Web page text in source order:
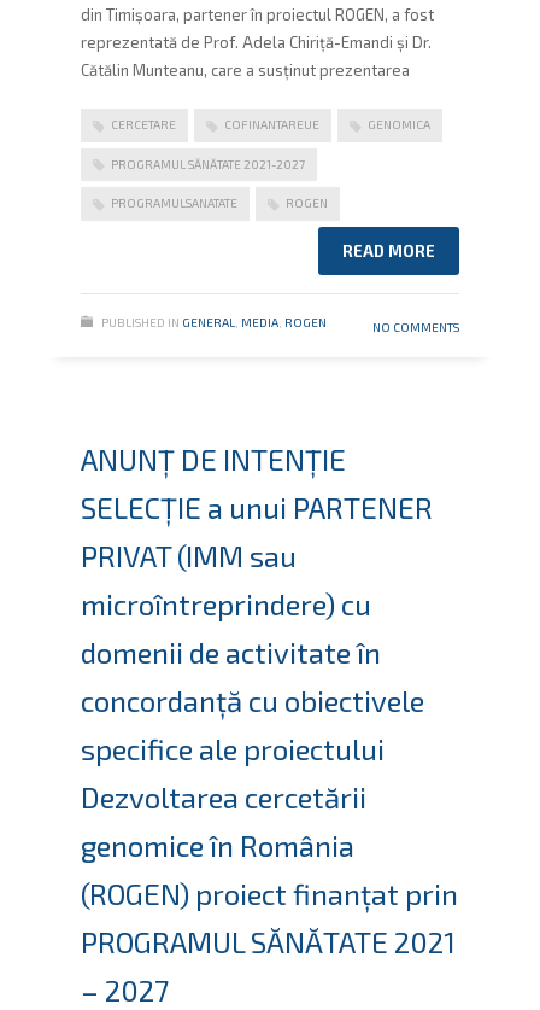
din Timișoara, partener în proiectul ROGEN, a fost
reprezentată de Prof. Adela Chiriță-Emandi și Dr.
Cătălin Munteanu, care a susținut prezentarea
CERCETARE COFINANTAREUE GENOMICA
PROGRAMUL SĂNĂTATE 2021-2027
PROGRAMULSANATATE ROGEN
READ MORE
PUBLISHED IN GENERAL MEDIA ROGEN NO COMMENTS
ANUNȚ DE INTENŢIE
SELECȚIE a unui PARTENER
PRIVAT (IMM sau
microîntreprindere) cu
domenii de activitate în
concordanţă cu obiectivele
specifice ale proiectului
Dezvoltarea cercetării
genomice în România
(ROGEN) proiect finanțat prin
PROGRAMUL SĂNĂTATE 2021
– 2027